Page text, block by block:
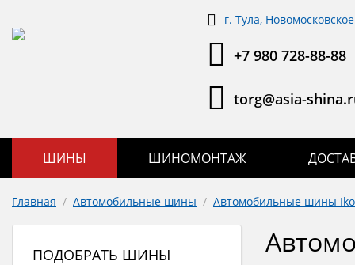
г. Тула,
+7 980 728-88-88
torg@asia-
ШИНЫ ШИНОМОНТАЖ
Главная / Автомобильные шины / Автомобильные шины
ПОДОБРАТЬ ШИНЫ